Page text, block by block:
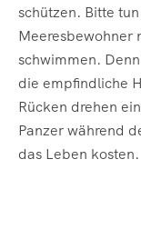
schützen. Bitte
Meeresbewohner
schwimmen.
die empfindliche
Rücken drehen
Panzer während
das Leben kosten.